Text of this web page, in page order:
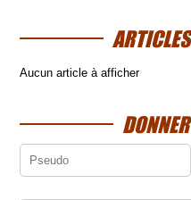
Aucun article à afficher